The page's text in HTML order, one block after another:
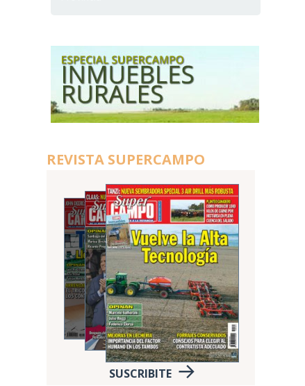
REVISTA SUPERCAMPO
SUSCRIBITE